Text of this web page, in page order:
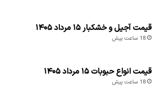
قیمت آجیل و خشکبار ۱۵ مرداد ۱۴۰۵
18 ساعت پیش
قیمت انواع حبوبات ۱۵ مرداد ۱۴۰۵
18 ساعت پیش